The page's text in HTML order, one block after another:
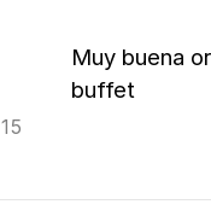
Muy buena
buffet